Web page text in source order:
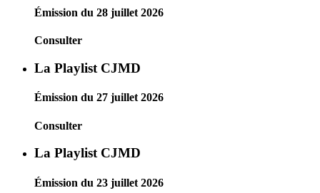
Émission du 28 juillet 2026
Consulter
La Playlist CJMD
Émission du 27 juillet 2026
Consulter
La Playlist CJMD
Émission du 23 juillet 2026